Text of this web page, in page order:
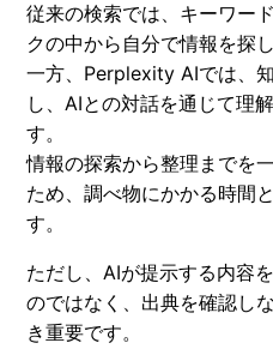
従来の検索では、キーワー
クの中から自分で情報を探
一方、Perplexity AIでは、
し、AIとの対話を通じて理
す。
情報の探索から整理までを
ため、調べ物にかかる時間
す。
ただし、AIが提示する内容
のではなく、出典を確認し
き重要です。